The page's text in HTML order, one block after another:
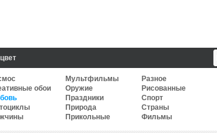
обои
Мультфильмы
Оружие
Праздники
Природа
Прикольные
Разное
Рисованные
Спорт
Страны
Фильмы